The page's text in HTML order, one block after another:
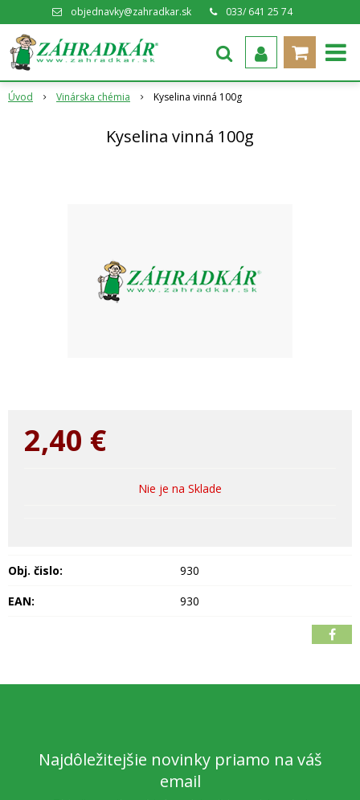
objednavky@zahradkar.sk 033/ 641 25 74
Úvod Vinárska chémia Kyselina vinná 100g
Kyselina vinná 100g
2,40 €
Nie je na Sklade
Obj. čislo:
930
EAN:
930
Najdôležitejšie novinky priamo na váš
email